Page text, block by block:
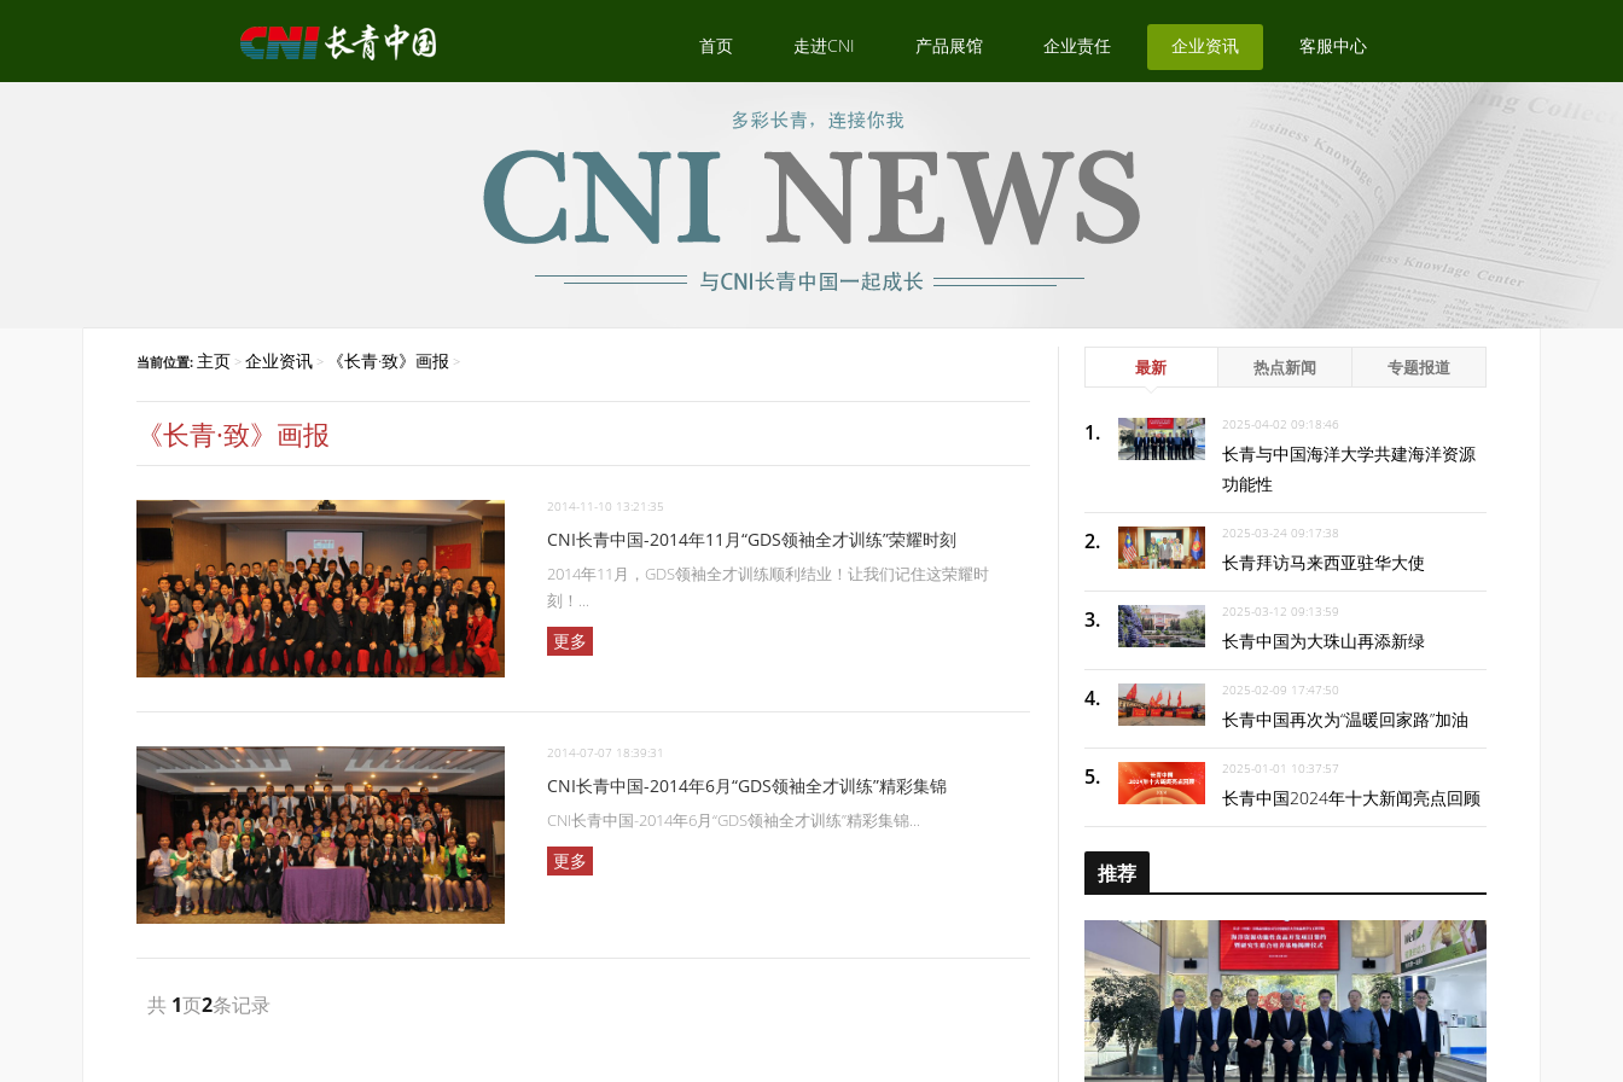
首页 走进CNI 产品展馆 企业责任 企业资讯 客服中心
当前位置: 主页 > 企业资讯 > 《长青·致》画报 >
《长青·致》画报
2014-11-10 13:21:35
CNI长青中国-2014年11月“GDS领袖全才训练”荣耀时刻
2014年11月，GDS领袖全才训练顺利结业！让我们记住这荣耀时
刻！...
更多
2014-07-07 18:39:31
CNI长青中国-2014年6月“GDS领袖全才训练”精彩集锦
CNI长青中国-2014年6月“GDS领袖全才训练”精彩集锦...
更多
共 1页2条记录
最新 热点新闻 专题报道
2025-04-02 09:18:46
长青与中国海洋大学共建海洋资源
功能性
2025-03-24 09:17:38
长青拜访马来西亚驻华大使
2025-03-12 09:13:59
长青中国为大珠山再添新绿
2025-02-09 17:47:50
长青中国再次为“温暖回家路”加油
2025-01-01 10:37:57
长青中国2024年十大新闻亮点回顾
推荐